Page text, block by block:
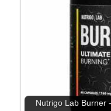
Nutrigo Lab Burner